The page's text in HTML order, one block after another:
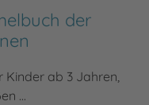
der
Kinder ab 3 Jahren,
...